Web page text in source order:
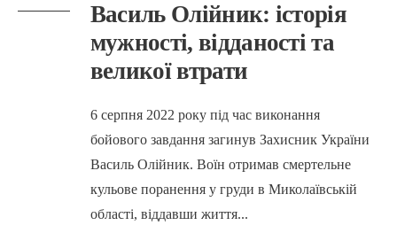
Василь Олійник: історія
мужності, відданості та
великої втрати
6 серпня 2022 року під час виконання
бойового завдання загинув Захисник України
Василь Олійник. Воїн отримав смертельне
кульове поранення у груди в Миколаївській
області, віддавши життя...